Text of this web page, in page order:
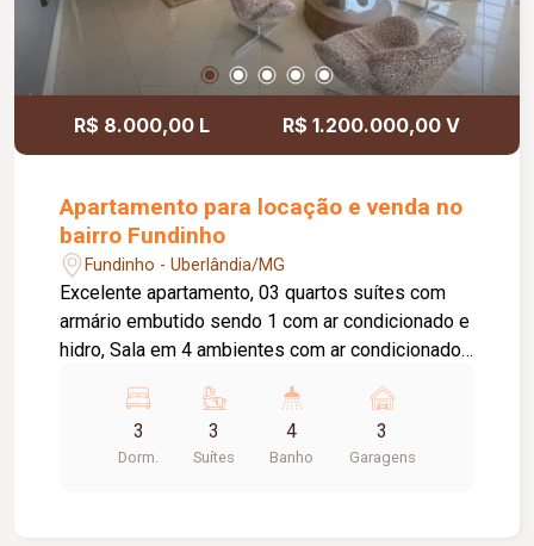
R$ 8.000,00 L R$ 1.200.000,00 V
Apartamento para locação e venda no
bairro Fundinho
Fundinho - Uberlândia/MG
Excelente apartamento, 03 quartos suítes com
armário embutido sendo 1 com ar condicionado e
hidro, Sala em 4 ambientes com ar condicionado,
Lavanderia planejada com dependência de
funcionário, 3 vagas de garagem soltas. Aprox
200 metros. Portaria 24 horas, 2 elevadores,
3
Dorm.
3
Suítes
4
Banho
3
Garagens